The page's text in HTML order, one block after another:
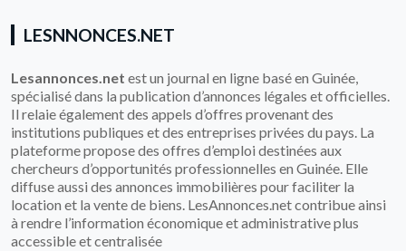
LESNNONCES.NET
Lesannonces.net est un journal en ligne basé en Guinée,
spécialisé dans la publication d’annonces légales et officielles.
Il relaie également des appels d’offres provenant des
institutions publiques et des entreprises privées du pays. La
plateforme propose des offres d’emploi destinées aux
chercheurs d’opportunités professionnelles en Guinée. Elle
diffuse aussi des annonces immobilières pour faciliter la
location et la vente de biens. LesAnnonces.net contribue ainsi
à rendre l’information économique et administrative plus
accessible et centralisée